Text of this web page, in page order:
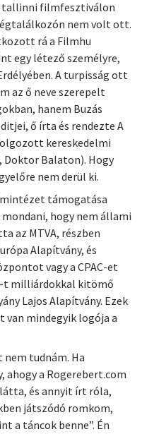
tallinni filmfesztiválon
nem volt ott.
rá a Filmhu
egy létező személyre,
A turpisság ott
az ő neve szerepelt
hanem Buzás
ő írta és rendezte A
kereskedelmi
Doktor Balaton). Hogy
nem derül ki.
támogatása
hogy nem állami
az MTVA, részben
Alapítvány, és
vagy a CPAC-et
t milliárdokkal kitömő
Lajos Alapítvány. Ezek
mindegyik logója a
nem tudnám. Ha
a Rogerebert.com
és annyit írt róla,
játszódó romkom,
a táncok benne”. Én